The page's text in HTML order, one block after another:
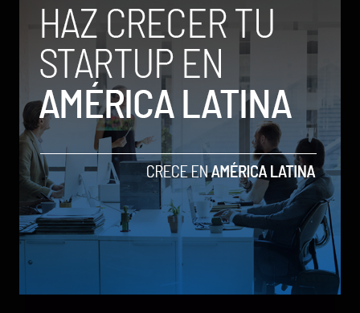
Qwen 3.8-Max, la nueva IA de Alibaba que desafía a
los modelos más poderosos
by Sergio Ramos
Actualidad